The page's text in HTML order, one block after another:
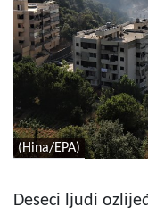
(Hina/EPA)
Deseci ljudi